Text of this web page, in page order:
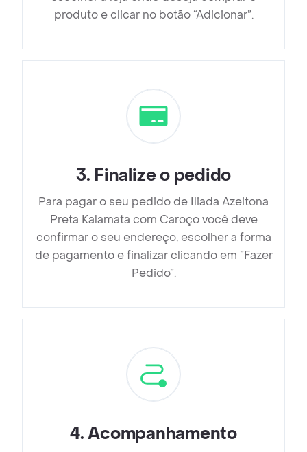
produto e clicar no botão “Adicionar”.
3. Finalize o pedido
Para pagar o seu pedido de Iliada Azeitona
Preta Kalamata com Caroço você deve
confirmar o seu endereço, escolher a forma
de pagamento e finalizar clicando em ”Fazer
Pedido”.
4.Acompanhamento